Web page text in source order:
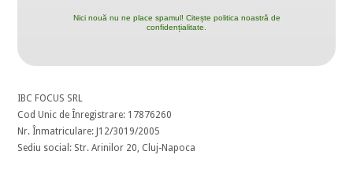
Nici nouă nu ne place spamul! Citește politica noastră de
confidențialitate.
IBC FOCUS SRL
Cod Unic de Înregistrare: 17876260
Nr. Înmatriculare: J12/3019/2005
Sediu social: Str. Arinilor 20, Cluj-Napoca